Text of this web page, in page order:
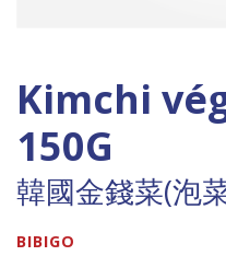
Kimchi
150G
韓國金錢菜(泡
BIBIGO